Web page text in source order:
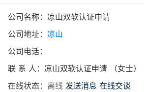
公司名称：凉山双软认证申请
公司地址： 凉山
公司电话：
联 系 人：凉山双软认证申请 （女士）
在线状态： 离线 发送消息 在线交谈